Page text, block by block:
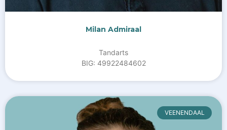
Milan Admiraal
Tandarts
BIG: 49922484602
VEENENDAAL